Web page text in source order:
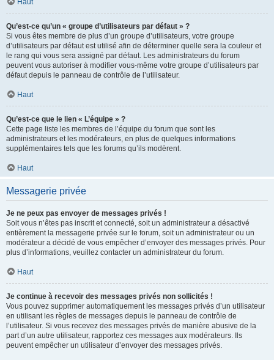
Haut
Qu’est-ce qu’un « groupe d’utilisateurs par défaut » ?
Si vous êtes membre de plus d’un groupe d’utilisateurs, votre groupe
d’utilisateurs par défaut est utilisé afin de déterminer quelle sera la couleur et
le rang qui vous sera assigné par défaut. Les administrateurs du forum
peuvent vous autoriser à modifier vous-même votre groupe d’utilisateurs par
défaut depuis le panneau de contrôle de l’utilisateur.
Haut
Qu’est-ce que le lien « L’équipe » ?
Cette page liste les membres de l’équipe du forum que sont les
administrateurs et les modérateurs, en plus de quelques informations
supplémentaires tels que les forums qu’ils modèrent.
Haut
Messagerie privée
Je ne peux pas envoyer de messages privés !
Soit vous n’êtes pas inscrit et connecté, soit un administrateur a désactivé
entièrement la messagerie privée sur le forum, soit un administrateur ou un
modérateur a décidé de vous empêcher d’envoyer des messages privés. Pour
plus d’informations, veuillez contacter un administrateur du forum.
Haut
Je continue à recevoir des messages privés non sollicités !
Vous pouvez supprimer automatiquement les messages privés d’un utilisateur
en utilisant les règles de messages depuis le panneau de contrôle de
l’utilisateur. Si vous recevez des messages privés de manière abusive de la
part d’un autre utilisateur, rapportez ces messages aux modérateurs. Ils
peuvent empêcher un utilisateur d’envoyer des messages privés.